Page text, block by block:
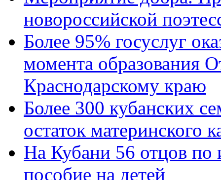
новороссийской
Более 95% госуслуг
момента образования
Краснодарскому краю
Более 300 кубанских
остаток материнского
На Кубани 56 отцов по
пособие на детей